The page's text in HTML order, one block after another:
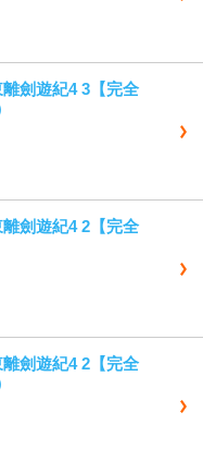
劍遊紀4 3【完全
劍遊紀4 2【完全
劍遊紀4 2【完全